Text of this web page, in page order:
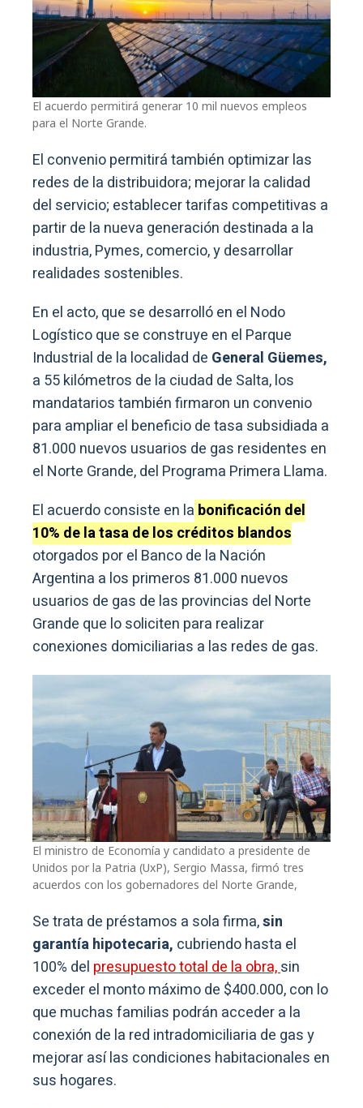
El acuerdo permitirá generar 10 mil nuevos empleos
para el Norte Grande.
El convenio permitirá también optimizar las
redes de la distribuidora; mejorar la calidad
del servicio; establecer tarifas competitivas a
partir de la nueva generación destinada a la
industria, Pymes, comercio, y desarrollar
realidades sostenibles.
En el acto, que se desarrolló en el Nodo
Logístico que se construye en el Parque
Industrial de la localidad de General Güemes,
a 55 kilómetros de la ciudad de Salta, los
mandatarios también firmaron un convenio
para ampliar el beneficio de tasa subsidiada a
81.000 nuevos usuarios de gas residentes en
el Norte Grande, del Programa Primera Llama.
El acuerdo consiste en la bonificación del
10% de la tasa de los créditos blandos
otorgados por el Banco de la Nación
Argentina a los primeros 81.000 nuevos
usuarios de gas de las provincias del Norte
Grande que lo soliciten para realizar
conexiones domiciliarias a las redes de gas.
El ministro de Economía y candidato a presidente de
Unidos por la Patria (UxP), Sergio Massa, firmó tres
acuerdos con los gobernadores del Norte Grande,
Se trata de préstamos a sola firma,sin
garantía hipotecaria, cubriendo hasta el
100% del presupuesto total de la obra,sin
exceder el monto máximo de $400.000, con lo
que muchas familias podrán acceder a la
conexión de la red intradomiciliaria de gas y
mejorar así las condiciones habitacionales en
sus hogares.